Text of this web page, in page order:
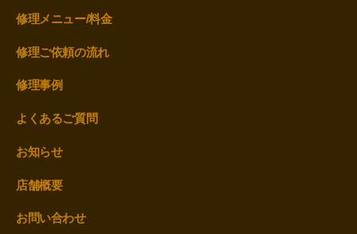
修理メニュー/料金
修理ご依頼の流れ
修理事例
よくあるご質問
お知らせ
店舗概要
お問い合わせ